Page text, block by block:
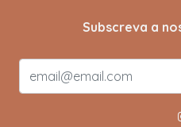
Subscreva a